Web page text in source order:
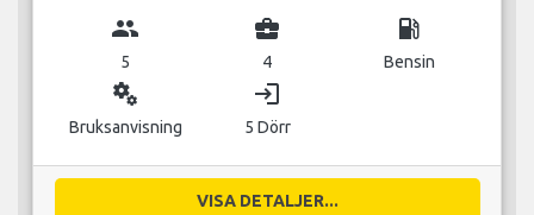
group
5
business_center
4
local_gas_station
Bensin
miscellaneous_services
Bruksanvisning
login
5 Dörr
VISA DETALJER...